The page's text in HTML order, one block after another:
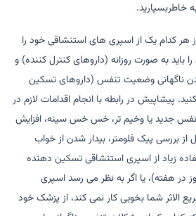
خاطربسپارید.
هر کدام یک از اسپری های استنشاقی خود را
را باید به صورت روزانه (داروهای کنترل کننده) و
ناگهانی وضعیت تنفس (داروهای تسکین
پیشاپیش در رابطه با انجام اقدامات لازم در
نفس جدید یا وخیم تر، خس خس سینه، افزایش
بررسی پیک فلومتر، بیدار شدن از خواب
زیاد از اسپری استنشاقی تسکین دهنده
الاثر خود، (بیش از 2 روز در هفته)، یا اگر به نظر می رسد اسپری
الاثر شما بخوبی کار نمی کند، از پزشک خود